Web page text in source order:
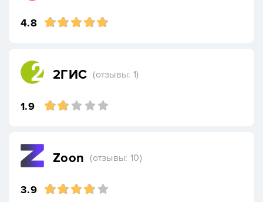
4.8
2ГИС (отзывы: 1)
1.9
Zoon (отзывы: 10)
3.9